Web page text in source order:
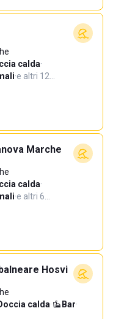
calda·
·e altri 12…
Marche
calda·
·e altri 6…
Hosvi
calda· Bar·